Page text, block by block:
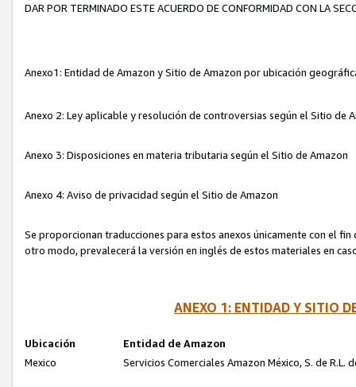
DAR POR TERMINADO ESTE ACUERDO DE CONFORMIDAD CON LA
Anexo1: Entidad de Amazon y Sitio de Amazon por ubicación
Anexo 2: Ley aplicable y resolución de controversias según el Sitio de
Anexo 3: Disposiciones en materia tributaria según el Sitio de Amazon
Anexo 4: Aviso de privacidad según el Sitio de Amazon
Se proporcionan traducciones para estos anexos únicamente con el
otro modo, prevalecerá la versión en inglés de estos materiales en
ANEXO 1: ENTIDAD Y SITIO
Ubicación
Entidad de Amazon
Mexico
Servicios Comerciales Amazon México, S. de R.L.